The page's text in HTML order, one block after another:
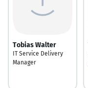
Tobias Walter
IT Service Delivery
Manager